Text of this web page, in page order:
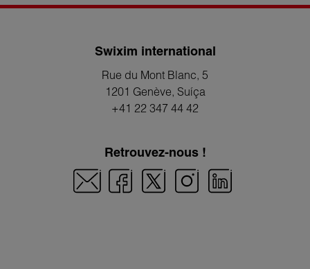
Swixim international
Rue du Mont Blanc, 5
1201 Genève, Suíça
+41 22 347 44 42
Retrouvez-nous !